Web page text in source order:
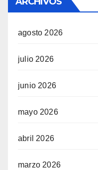
agosto 2026
julio 2026
junio 2026
mayo 2026
abril 2026
marzo 2026